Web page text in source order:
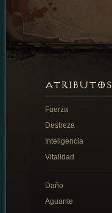
ATRIBUTOS
Fuerza
Destreza
Inteligencia
Vitalidad
Daño
Aguante